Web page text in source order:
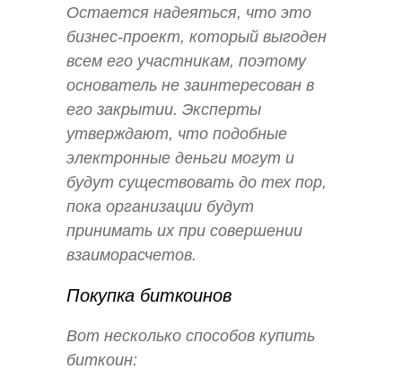
Остается надеяться, что это
бизнес-проект, который выгоден
всем его участникам, поэтому
основатель не заинтересован в
его закрытии. Эксперты
утверждают, что подобные
электронные деньги могут и
будут существовать до тех пор,
пока организации будут
принимать их при совершении
взаиморасчетов.
Покупка биткоинов
Вот несколько способов купить
биткоин: